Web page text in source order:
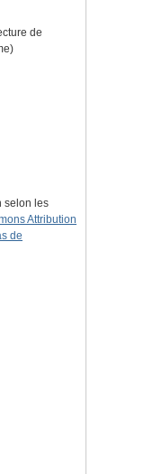
de
selon les
Attribution
de